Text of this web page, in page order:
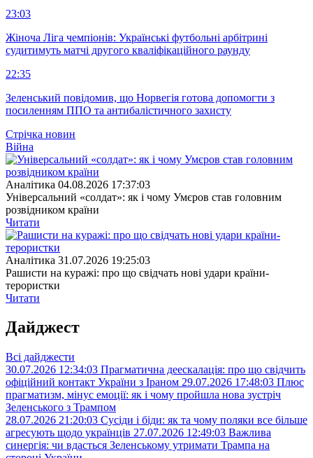
23:03
Жіноча Ліга чемпіонів: Українські футбольні арбітрині
судитимуть матчі другого кваліфікаційного раунду
22:35
Зеленський повідомив, що Норвегія готова допомогти з
посиленням ППО та антибалістичного захисту
Стрічка новин
Війна
Аналітика 04.08.2026 17:37:03
Універсальний «солдат»: як і чому Умєров став головним
розвідником країни
Читати
Аналітика 31.07.2026 19:25:03
Рашисти на куражі: про що свідчать нові удари країни-
терористки
Читати
Дайджест
Всі дайджести
30.07.2026 12:34:03 Прагматична деескалація: про що свідчить
офіційний контакт України з Іраном 29.07.2026 17:48:03 Плюс
прагматизм, мінус емоції: як і чому пройшла нова зустріч
Зеленського з Трампом
28.07.2026 21:20:03 Сусіди і біди: як та чому поляки все більше
агресують щодо українців 27.07.2026 12:49:03 Важлива
синергія: чи вдасться Зеленському утримати Трампа на